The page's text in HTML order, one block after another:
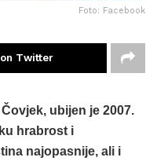
Foto: Facebook
Twitter
ubijen je 2007.
hrabrost i
najopasnije, ali i